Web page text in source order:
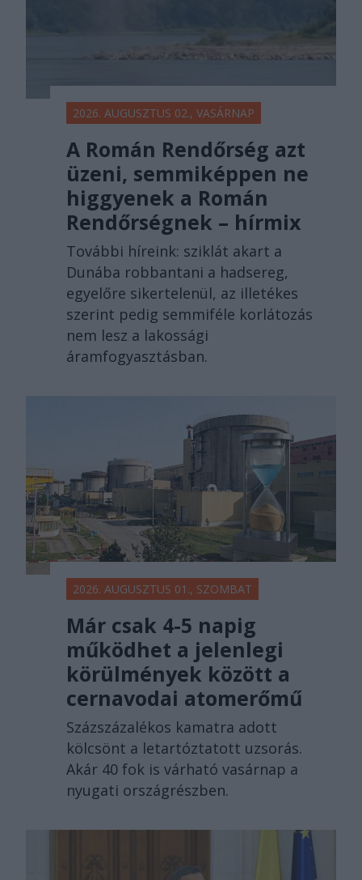
2026. AUGUSZTUS 02., VASÁRNAP
A Román Rendőrség azt
üzeni, semmiképpen ne
higgyenek a Román
Rendőrségnek – hírmix
További híreink: sziklát akart a
Dunába robbantani a hadsereg,
egyelőre sikertelenül, az illetékes
szerint pedig semmiféle korlátozás
nem lesz a lakossági
áramfogyasztásban.
2026. AUGUSZTUS 01., SZOMBAT
Már csak 4-5 napig
működhet a jelenlegi
körülmények között a
cernavodai atomerőmű
Százszázalékos kamatra adott
kölcsönt a letartóztatott uzsorás.
Akár 40 fok is várható vasárnap a
nyugati országrészben.